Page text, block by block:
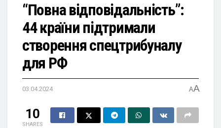
“Повна відповідальність”:
44 країни підтримали
створення спецтрибуналу
для РФ
03.04.2024 AA
10
SHARES